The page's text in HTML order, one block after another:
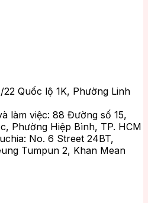
Quốc lộ 1K, Phường Linh
làm việc: 88 Đường số 15,
Phường Hiệp Bình, TP. HCM
No. 6 Street 24BT,
Tumpun 2, Khan Mean